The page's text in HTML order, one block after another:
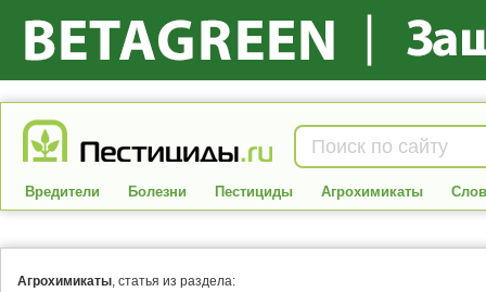
Вредители Болезни Пестициды Агрохимикаты
Агрохимикаты, статья из раздела: